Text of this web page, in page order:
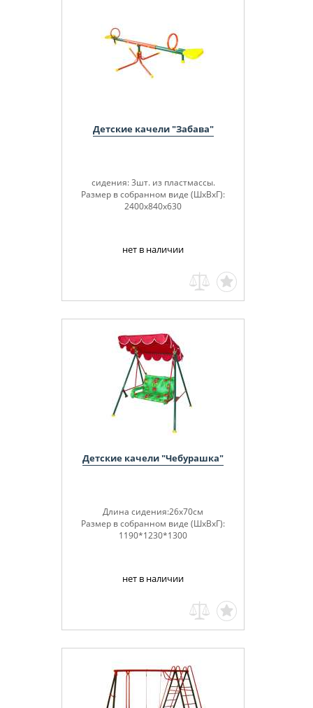
Детские качели "Забава"
сидения: 3шт. из пластмассы.
Размер в собранном виде (ШхВхГ):
2400х840х630
нет в наличии
Детские качели "Чебурашка"
Длина сидения:26х70см
Размер в собранном виде (ШхВхГ):
1190*1230*1300
нет в наличии